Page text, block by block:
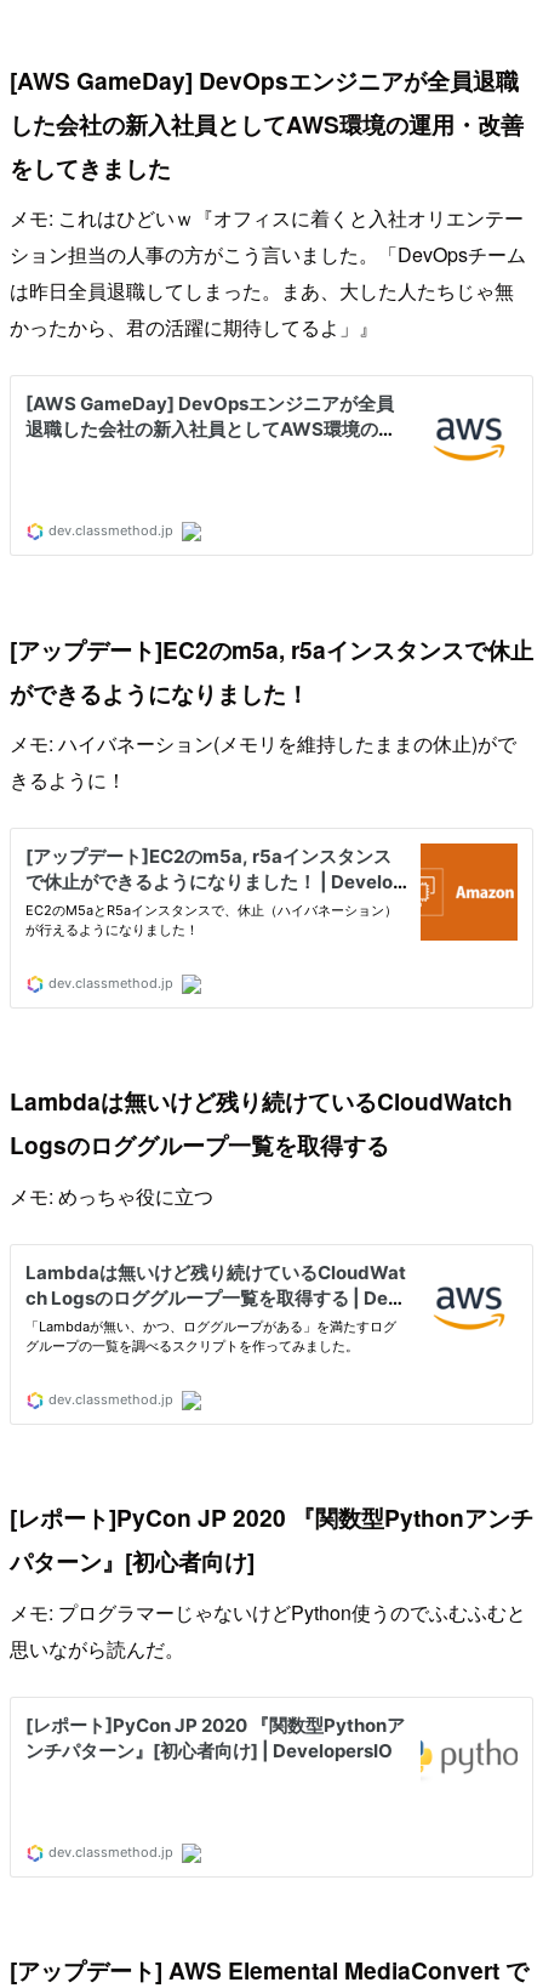
[AWS GameDay] DevOpsエンジニアが全員退職
した会社の新入社員としてAWS環境の運用・改善
をしてきました
メモ: これはひどいｗ『オフィスに着くと入社オリエンテー
ション担当の人事の方がこう言いました。「DevOpsチーム
は昨日全員退職してしまった。まあ、大した人たちじゃ無
かったから、君の活躍に期待してるよ」』
[アップデート]EC2のm5a, r5aインスタンスで休止
ができるようになりました！
メモ: ハイバネーション(メモリを維持したままの休止)がで
きるように！
Lambdaは無いけど残り続けているCloudWatch
Logsのロググループ一覧を取得する
メモ: めっちゃ役に立つ
[レポート]PyCon JP 2020 『関数型Pythonアンチ
パターン』[初心者向け]
メモ: プログラマーじゃないけどPython使うのでふむふむと
思いながら読んだ。
[アップデート] AWS Elemental MediaConvert で